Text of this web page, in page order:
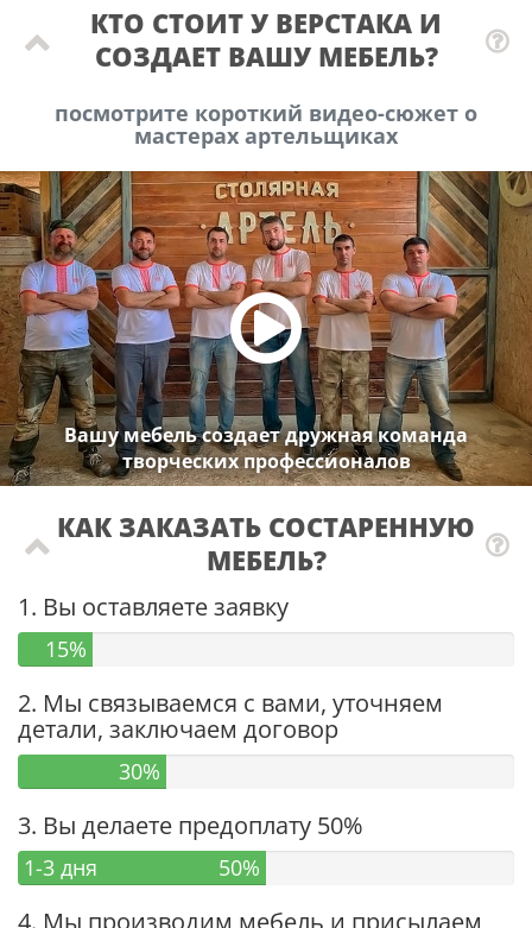
КТО СТОИТ У ВЕРСТАКА И
СОЗДАЕТ ВАШУ МЕБЕЛЬ?
посмотрите короткий видео-сюжет о
мастерах артельщиках
Вашу мебель создает дружная команда
творческих профессионалов
КАК ЗАКАЗАТЬ СОСТАРЕННУЮ
МЕБЕЛЬ?
1. Вы оставляете заявку
15%
2. Мы связываемся с вами, уточняем
детали, заключаем договор
30%
3. Вы делаете предоплату 50%
1-3 дня 50%